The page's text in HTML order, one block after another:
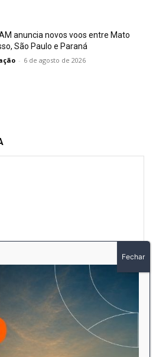
anuncia novos voos entre Mato
São Paulo e Paraná
- 6 de agosto de 2026